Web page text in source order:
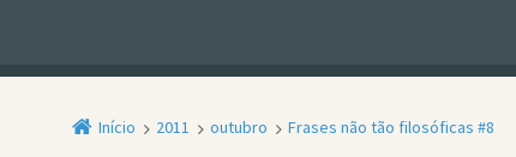
Início 2011 outubro Frases não tão filosóficas #8